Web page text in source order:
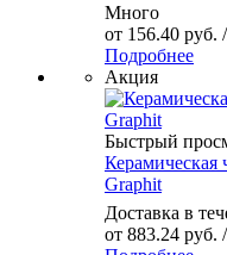
Много
от 156.40 руб.
Подробнее
Акция
Быстрый
Керамическая
Graphit
Доставка в
от 883.24 руб.